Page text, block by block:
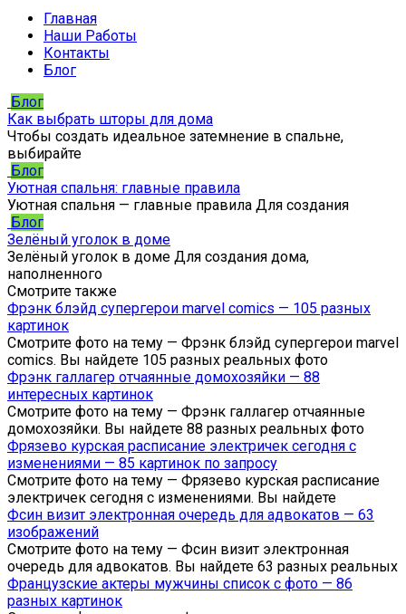
Главная
Наши Работы
Контакты
Блог
Блог
Как выбрать шторы для дома
Чтобы создать идеальное затемнение в спальне,
выбирайте
Блог
Уютная спальня: главные правила
Уютная спальня — главные правила Для создания
Блог
Зелёный уголок в доме
Зелёный уголок в доме Для создания дома,
наполненного
Смотрите также
Фрэнк блэйд супергерои marvel comics — 105 разных
картинок
Смотрите фото на тему — Фрэнк блэйд супергерои marvel
comics. Вы найдете 105 разных реальных фото
Фрэнк галлагер отчаянные домохозяйки — 88
интересных картинок
Смотрите фото на тему — Фрэнк галлагер отчаянные
домохозяйки. Вы найдете 88 разных реальных фото
Фрязево курская расписание электричек сегодня с
изменениями — 85 картинок по запросу
Смотрите фото на тему — Фрязево курская расписание
электричек сегодня с изменениями. Вы найдете
Фсин визит электронная очередь для адвокатов — 63
изображений
Смотрите фото на тему — Фсин визит электронная
очередь для адвокатов. Вы найдете 63 разных реальных
Французские актеры мужчины список с фото — 86
разных картинок